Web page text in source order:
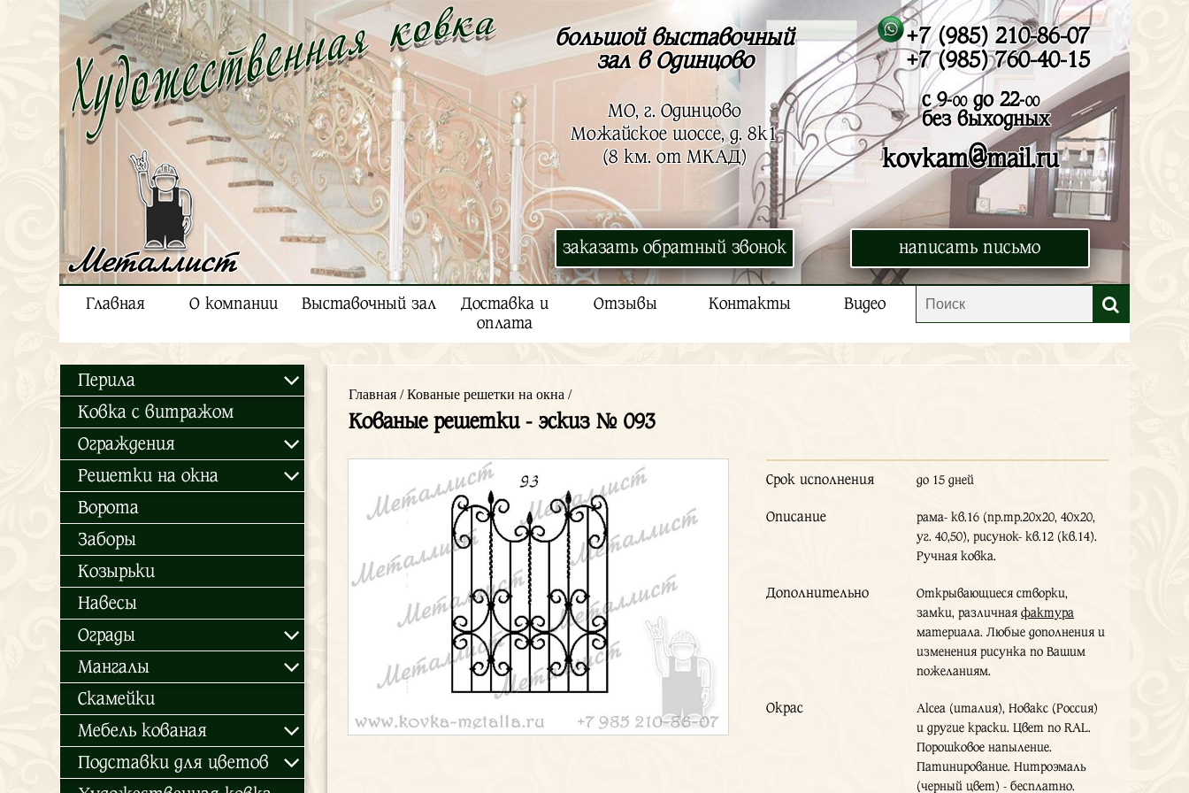
Металлист
+7 (985) 210-86-07
+7 (985) 760-40-15
с 9-00до 22-00
без выходных
kovkam@mail.ru
написать письмо
большой выставочный
зал в Одинцово
МО, г. Одинцово
Можайское шоссе, д. 8к1
(8 км. от МКАД)
заказать обратный звонок
Главная О компании Выставочный зал
Доставка и
оплата
Отзывы Контакты Видео
Перила
Ковка с витражом
Ограждения
Решетки на окна
Ворота
Заборы
Козырьки
Навесы
Ограды
Мангалы
Скамейки
Мебель кованая
Подставки для цветов
Главная/Кованые решетки на окна /
Кованые решетки - эскиз № 093
Срок исполнения до 15 дней
Описание
рама- кв.16 (пр.тр.20х20, 40х20,
уг. 40,50), рисунок- кв.12 (кв.14).
Ручная ковка.
Дополнительно
Открывающиеся створки,
замки, различнаяфактура
материала. Любые дополнения и
изменения рисунка по Вашим
пожеланиям.
Окрас
Alcea (италия), Новакс (Россия)
и другие краски. Цвет по RAL.
Порошковое напыление.
Патинирование. Нитроэмаль
(черный цвет) - бесплатно.